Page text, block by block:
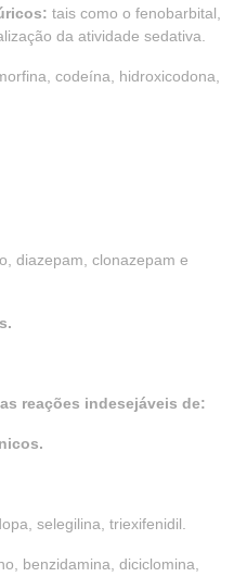
tais como o fenobarbital,
da atividade sedativa.
codeína, hidroxicodona,
diazepam, clonazepam e
reações indesejáveis de:
selegilina, triexifenidil.
benzidamina, diciclomina,